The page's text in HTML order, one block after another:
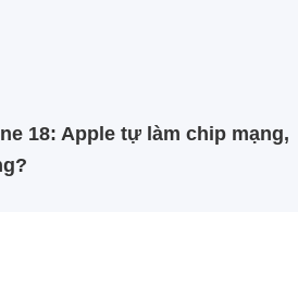
18: Apple tự làm chip mạng,